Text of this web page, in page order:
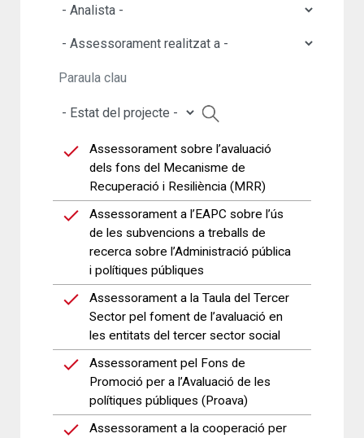
Assessorament sobre l’avaluació
dels fons del Mecanisme de
Recuperació i Resiliència (MRR)
Assessorament a l’EAPC sobre l’ús
de les subvencions a treballs de
recerca sobre l’Administració pública
i polítiques públiques
Assessorament a la Taula del Tercer
Sector pel foment de l’avaluació en
les entitats del tercer sector social
Assessorament pel Fons de
Promoció per a l’Avaluació de les
polítiques públiques (Proava)
Assessorament a la cooperació per